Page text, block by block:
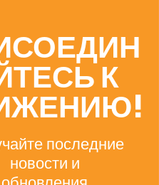
К
последние